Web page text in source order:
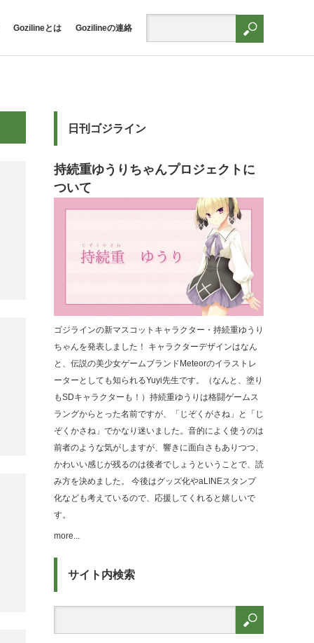
Gozilineとは Gozilineの連絡
日刊ゴジライン
持続重ゆうりちゃんプロジェクトに
ついて
ゴジラインの新マスコットキャラクター・持続重ゆうり
ちゃんを発表しました！ キャラクターデザインはなん
と、伝説の美少女ゲームブランドMeteorのイラストレ
ーターとしても知られるYuyi先生です。（なんと、塗り
もSDキャラクターも！）持続重ゆうりは格闘ゲームス
ラングからとった名前ですが、「じぞくがさね」と「じ
ぞくかさね」でかなり迷いました。音的によく使うのは
前者のような気がしますが、響きに面白さもありつつ、
かわいい感じが残るのは後者でしょうということで、読
み方を決めました。 今後はグッズ化やaLINEスタンプ
化なども考えているので、応援してくれると嬉しいで
す。
more...
サイト内検索